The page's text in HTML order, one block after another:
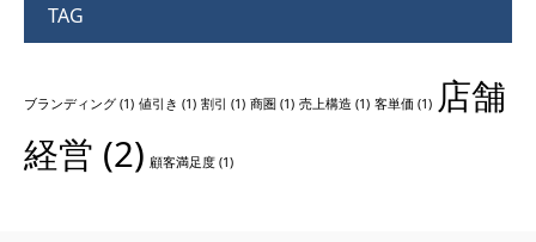
TAG
ブランディング (1) 値引き (1) 割引 (1) 商圏 (1) 売上構造 (1) 客単価 (1) 店舗
経営 (2) 顧客満足度 (1)